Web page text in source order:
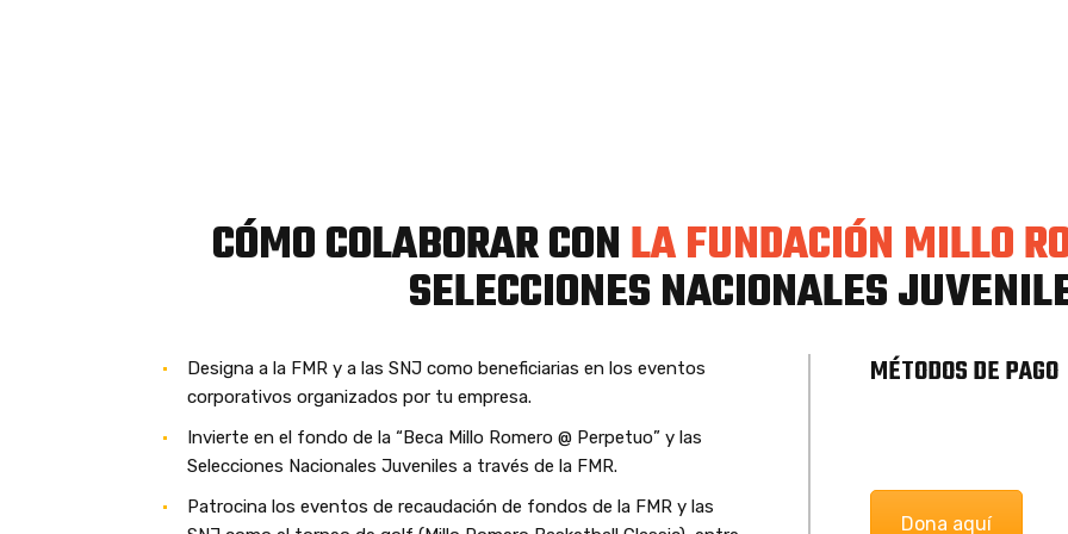
CÓMO COLABORAR CONLA FUNDACIÓN MILLO
SELECCIONES NACIONALES
Designa a la FMR y a las SNJ como beneficiarias en los eventos
corporativos organizados por tu empresa.
Invierte en el fondo de la “Beca Millo Romero @ Perpetuo” y las
Selecciones Nacionales Juveniles a través de la FMR.
Patrocina los eventos de recaudación de fondos de la FMR y las
MÉTODOS DE PAGO
Dona aquí
939-395-
Calle San Antonio
00909